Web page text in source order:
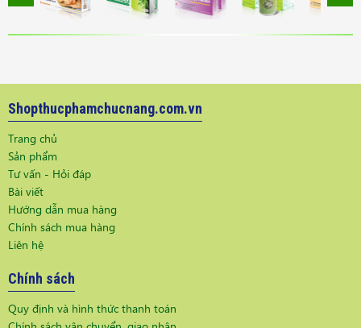
Shopthucphamchucnang.com.vn
Trang chủ
Sản phẩm
Tư vấn - Hỏi đáp
Bài viết
Hướng dẫn mua hàng
Chính sách mua hàng
Liên hệ
Chính sách
Quy định và hình thức thanh toán